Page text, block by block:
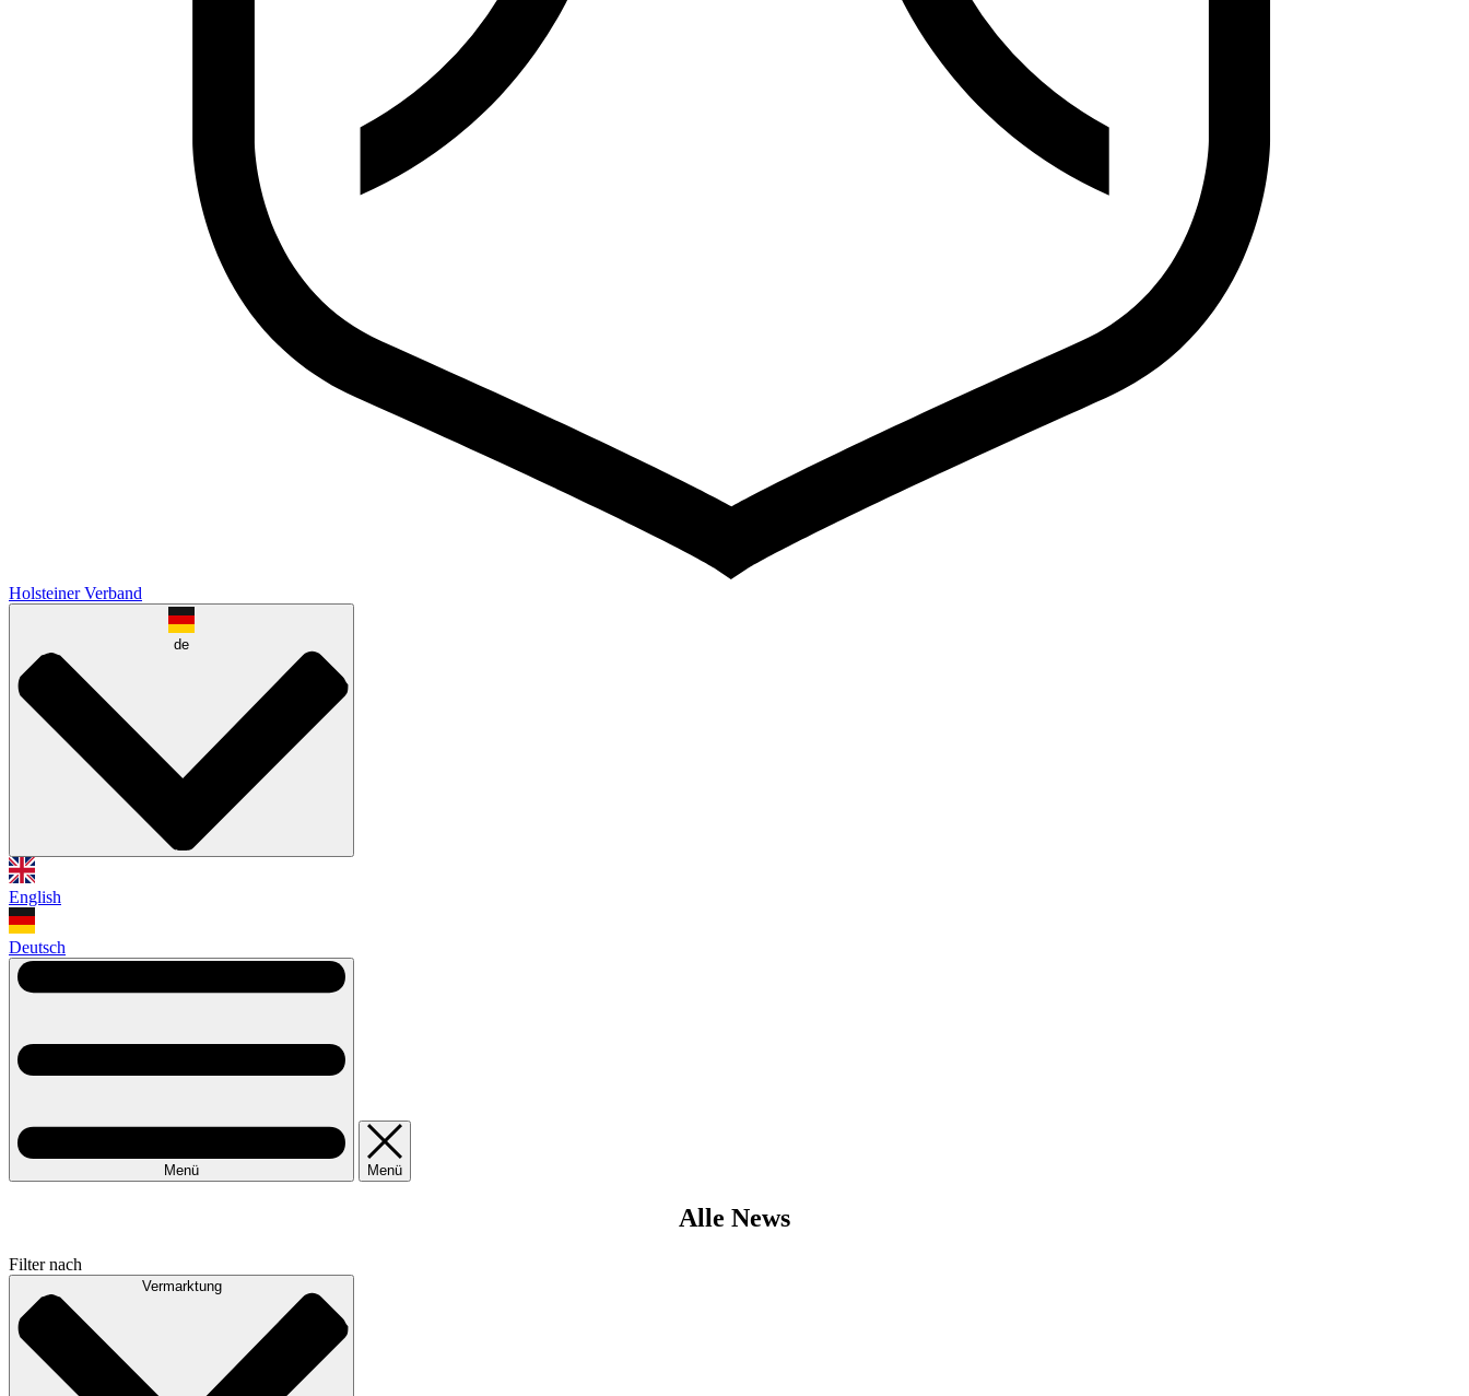
Holsteiner Verband
de
English
Deutsch
Menü Menü
Alle News
Filter nach
Vermarktung